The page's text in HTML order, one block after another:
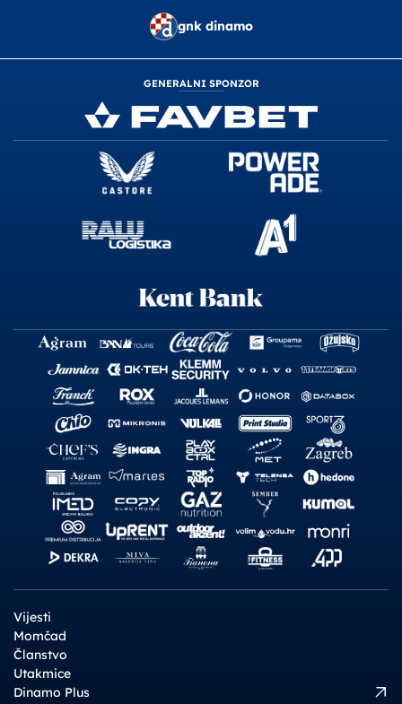
gnk dinamo
GENERALNI SPONZOR
Vijesti
Momčad
Članstvo
Utakmice
Dinamo Plus